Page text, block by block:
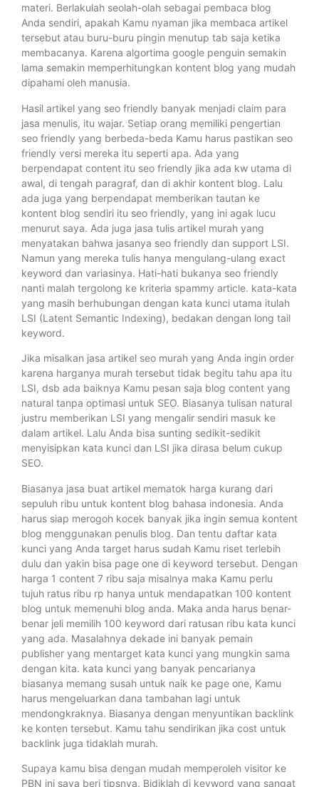
materi. Berlakulah seolah-olah sebagai pembaca blog
Anda sendiri, apakah Kamu nyaman jika membaca artikel
tersebut atau buru-buru pingin menutup tab saja ketika
membacanya. Karena algortima google penguin semakin
lama semakin memperhitungkan kontent blog yang mudah
dipahami oleh manusia.
Hasil artikel yang seo friendly banyak menjadi claim para
jasa menulis, itu wajar. Setiap orang memiliki pengertian
seo friendly yang berbeda-beda Kamu harus pastikan seo
friendly versi mereka itu seperti apa. Ada yang
berpendapat content itu seo friendly jika ada kw utama di
awal, di tengah paragraf, dan di akhir kontent blog. Lalu
ada juga yang berpendapat memberikan tautan ke
kontent blog sendiri itu seo friendly, yang ini agak lucu
menurut saya. Ada juga jasa tulis artikel murah yang
menyatakan bahwa jasanya seo friendly dan support LSI.
Namun yang mereka tulis hanya mengulang-ulang exact
keyword dan variasinya. Hati-hati bukanya seo friendly
nanti malah tergolong ke kriteria spammy article. kata-kata
yang masih berhubungan dengan kata kunci utama itulah
LSI (Latent Semantic Indexing), bedakan dengan long tail
keyword.
Jika misalkan jasa artikel seo murah yang Anda ingin order
karena harganya murah tersebut tidak begitu tahu apa itu
LSI, dsb ada baiknya Kamu pesan saja blog content yang
natural tanpa optimasi untuk SEO. Biasanya tulisan natural
justru memberikan LSI yang mengalir sendiri masuk ke
dalam artikel. Lalu Anda bisa sunting sedikit-sedikit
menyisipkan kata kunci dan LSI jika dirasa belum cukup
SEO.
Biasanya jasa buat artikel mematok harga kurang dari
sepuluh ribu untuk kontent blog bahasa indonesia. Anda
harus siap merogoh kocek banyak jika ingin semua kontent
blog menggunakan penulis blog. Dan tentu daftar kata
kunci yang Anda target harus sudah Kamu riset terlebih
dulu dan yakin bisa page one di keyword tersebut. Dengan
harga 1 content 7 ribu saja misalnya maka Kamu perlu
tujuh ratus ribu rp hanya untuk mendapatkan 100 kontent
blog untuk memenuhi blog anda. Maka anda harus benar-
benar jeli memilih 100 keyword dari ratusan ribu kata kunci
yang ada. Masalahnya dekade ini banyak pemain
publisher yang mentarget kata kunci yang mungkin sama
dengan kita. kata kunci yang banyak pencarianya
biasanya memang susah untuk naik ke page one, Kamu
harus mengeluarkan dana tambahan lagi untuk
mendongkraknya. Biasanya dengan menyuntikan backlink
ke konten tersebut. Kamu tahu sendirikan jika cost untuk
backlink juga tidaklah murah.
Supaya kamu bisa dengan mudah memperoleh visitor ke
PBN ini saya beri tipsnya. Bidiklah di keyword yang sangat